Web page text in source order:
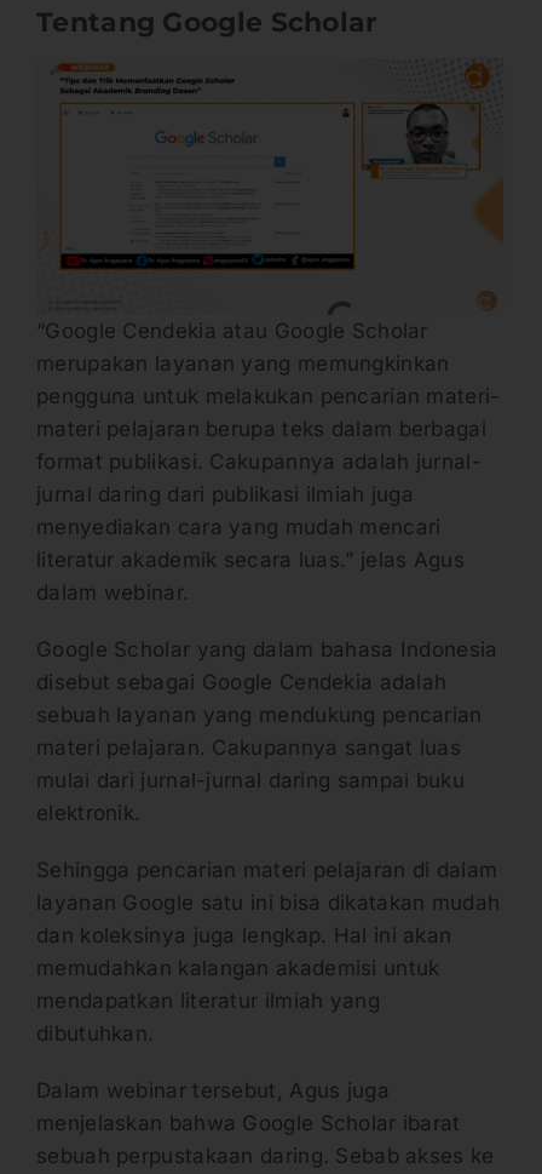
Tentang Google Scholar
“Google Cendekia atau Google Scholar
merupakan layanan yang memungkinkan
pengguna untuk melakukan pencarian materi-
materi pelajaran berupa teks dalam berbagai
format publikasi. Cakupannya adalah jurnal-
jurnal daring dari publikasi ilmiah juga
menyediakan cara yang mudah mencari
literatur akademik secara luas.” jelas Agus
dalam webinar.
Google Scholar yang dalam bahasa Indonesia
disebut sebagai Google Cendekia adalah
sebuah layanan yang mendukung pencarian
materi pelajaran. Cakupannya sangat luas
mulai dari jurnal-jurnal daring sampai buku
elektronik.
Sehingga pencarian materi pelajaran di dalam
layanan Google satu ini bisa dikatakan mudah
dan koleksinya juga lengkap. Hal ini akan
memudahkan kalangan akademisi untuk
mendapatkan literatur ilmiah yang
dibutuhkan.
Dalam webinar tersebut, Agus juga
menjelaskan bahwa Google Scholar ibarat
sebuah perpustakaan daring. Sebab akses ke